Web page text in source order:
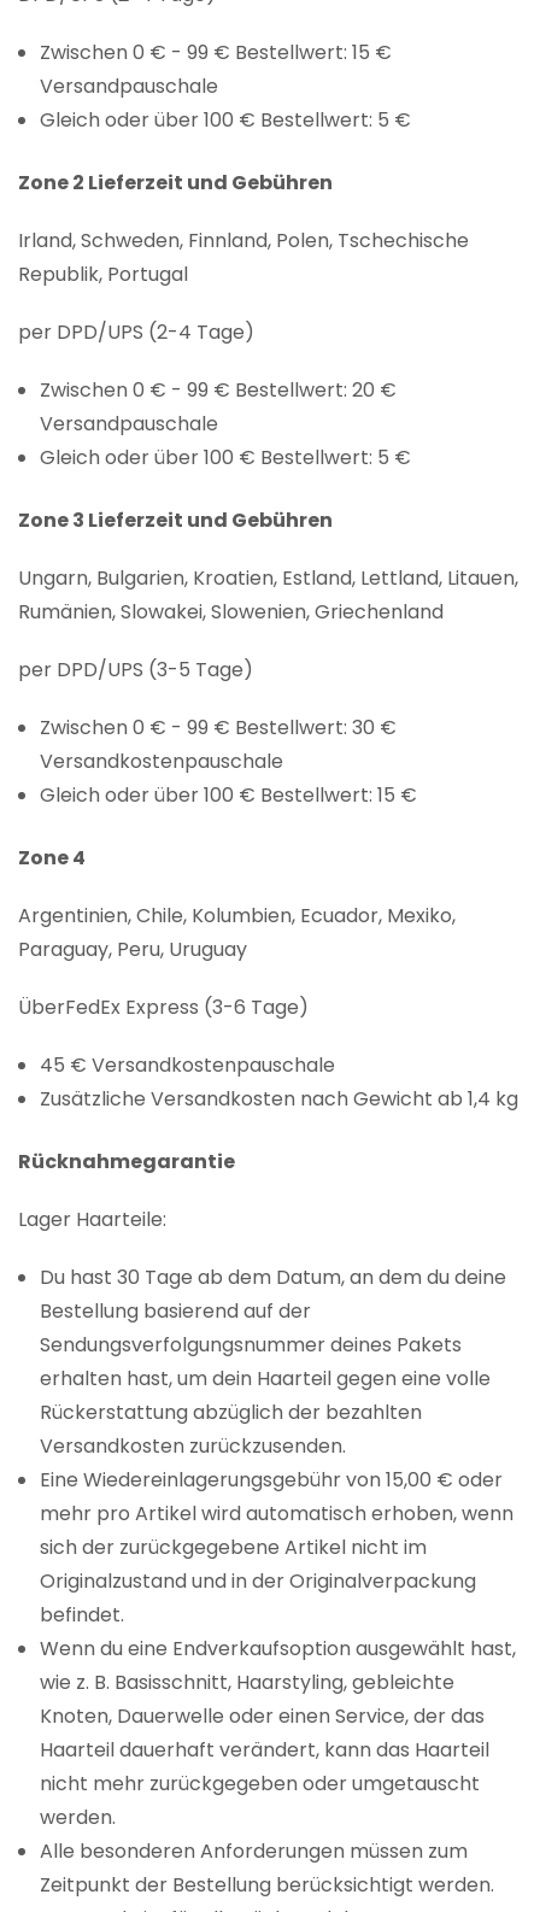
Zwischen 0 € - 99 € Bestellwert: 15 €
Versandpauschale
Gleich oder über 100 € Bestellwert: 5 €
Zone 2 Lieferzeit und Gebühren
Irland, Schweden, Finnland, Polen, Tschechische
Republik, Portugal
per DPD/UPS (2-4 Tage)
Zwischen 0 € - 99 € Bestellwert: 20 €
Versandpauschale
Gleich oder über 100 € Bestellwert: 5 €
Zone 3 Lieferzeit und Gebühren
Ungarn, Bulgarien, Kroatien, Estland, Lettland, Litauen,
Rumänien, Slowakei, Slowenien, Griechenland
per DPD/UPS (3-5 Tage)
Zwischen 0 € - 99 € Bestellwert: 30 €
Versandkostenpauschale
Gleich oder über 100 € Bestellwert: 15 €
Zone 4
Argentinien, Chile, Kolumbien, Ecuador, Mexiko,
Paraguay, Peru, Uruguay
ÜberFedEx Express (3-6 Tage)
45 € Versandkostenpauschale
Zusätzliche Versandkosten nach Gewicht ab 1,4 kg
Rücknahmegarantie
Lager Haarteile:
Du hast 30 Tage ab dem Datum, an dem du deine
Bestellung basierend auf der
Sendungsverfolgungsnummer deines Pakets
erhalten hast, um dein Haarteil gegen eine volle
Rückerstattung abzüglich der bezahlten
Versandkosten zurückzusenden.
Eine Wiedereinlagerungsgebühr von 15,00 € oder
mehr pro Artikel wird automatisch erhoben, wenn
sich der zurückgegebene Artikel nicht im
Originalzustand und in der Originalverpackung
befindet.
Wenn du eine Endverkaufsoption ausgewählt hast,
wie z. B. Basisschnitt, Haarstyling, gebleichte
Knoten, Dauerwelle oder einen Service, der das
Haarteil dauerhaft verändert, kann das Haarteil
nicht mehr zurückgegeben oder umgetauscht
werden.
Alle besonderen Anforderungen müssen zum
Zeitpunkt der Bestellung berücksichtigt werden.